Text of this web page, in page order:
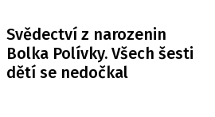
Svědectví z narozenin
Bolka Polívky. Všech šesti
dětí se nedočkal